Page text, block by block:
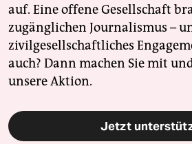
auf. Eine offene Gesellschaft
zugänglichen Journalismus –
zivilgesellschaftliches
auch? Dann machen Sie mit
unsere Aktion.
Jetzt